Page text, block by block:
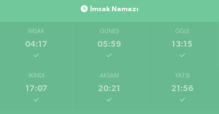
İmsak Namazı
İMSAK
04:17
GÜNEŞ
05:59
ÖĞLE
13:15
İKINDI
17:07
AKŞAM
20:21
YATSI
21:56